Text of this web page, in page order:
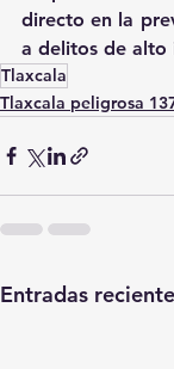
directo en la
a delitos de alto
Tlaxcala
Tlaxcala peligrosa
Entradas